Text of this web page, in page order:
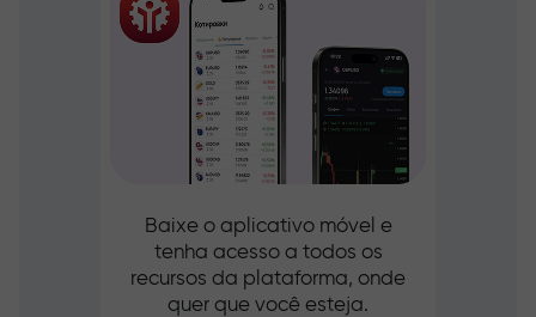
Baixe o aplicativo móvel e
tenha acesso a todos os
recursos da plataforma, onde
quer que você esteja.